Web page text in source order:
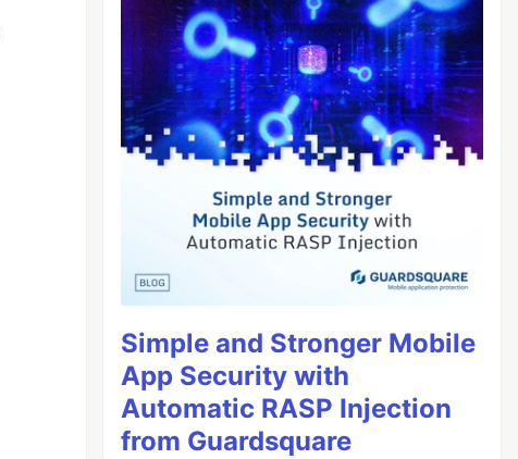
Simple and Stronger Mobile
App Security with
Automatic RASP Injection
from Guardsquare